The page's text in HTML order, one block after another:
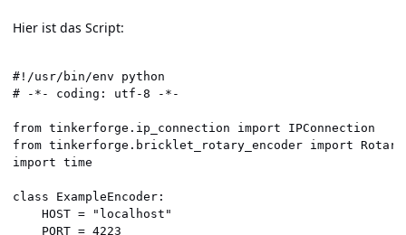
Hier ist das Script:
#!/usr/bin/env python
# -*- coding: utf-8 -*-
from tinkerforge.ip_connection import IPConnection
from tinkerforge.bricklet_rotary_encoder import
import time
class ExampleEncoder:
HOST = "localhost"
PORT = 4223